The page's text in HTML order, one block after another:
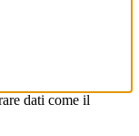
dati come il